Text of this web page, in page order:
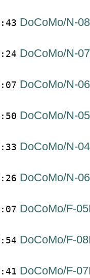
DoCoMo/N-
DoCoMo/N-
DoCoMo/N-
DoCoMo/N-
DoCoMo/N-
DoCoMo/N-
DoCoMo/F-
DoCoMo/F-
DoCoMo/F-